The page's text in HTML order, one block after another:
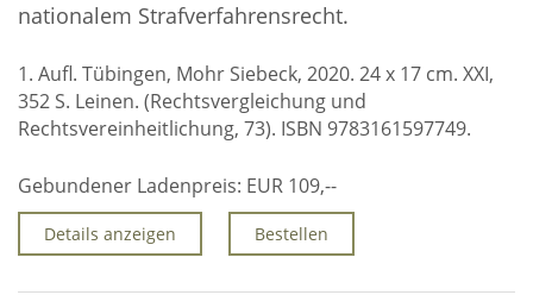
nationalem Strafverfahrensrecht.
1. Aufl. Tübingen, Mohr Siebeck, 2020. 24 x 17 cm. XXI,
352 S. Leinen. (Rechtsvergleichung und
Rechtsvereinheitlichung, 73). ISBN 9783161597749.
Gebundener Ladenpreis: EUR 109,--
Details anzeigen Bestellen